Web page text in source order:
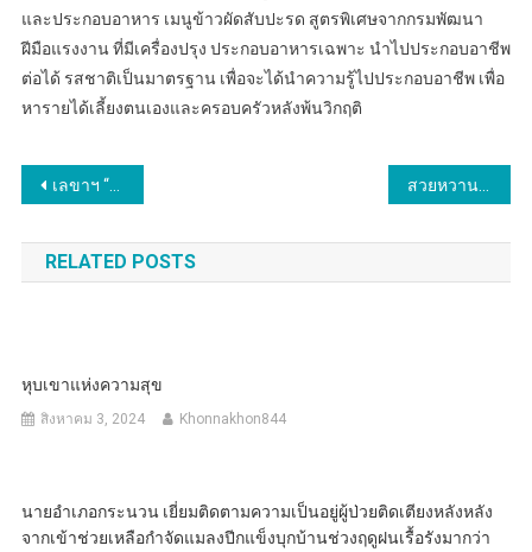
และประกอบอาหาร เมนูข้าวผัดสับปะรด สูตรพิเศษจากกรมพัฒนา
ฝีมือแรงงาน ที่มีเครื่องปรุง ประกอบอาหารเฉพาะ นำไปประกอบอาชีพ
ต่อได้ รสชาติเป็นมาตรฐาน เพื่อจะได้นำความรู้ไปประกอบอาชีพ เพื่อ
หารายได้เลี้ยงตนเองและครอบครัวหลังพ้นวิกฤติ
แนะแนว
เรื่อง
เลขาฯ “อารี” ร่วมขับเคลื่อนความปลอดภัยเพื่อลูกจ้าง ตั้งเป้าลดอุบัติเหตุในการทำงานไม่เกิน 1.5 คน : 1,000 คน ในพื้นที่จังหวัดภาคใต้
RELATED POSTS
หุบเขาแห่งความสุข
สิงหาคม 3, 2024 Khonnakhon844
นายอำเภอกระนวน เยี่ยมติดตามความเป็นอยู่ผู้ป่วยติดเตียงหลังหลัง
จากเข้าช่วยเหลือกำจัดแมลงปีกแข็งบุกบ้านช่วงฤดูฝนเรื้อรังมากว่า